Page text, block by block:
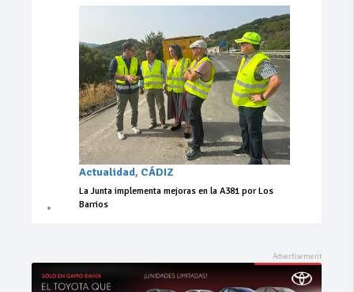
Actualidad, CÁDIZ
La Junta implementa mejoras en la A381 por Los
Barrios